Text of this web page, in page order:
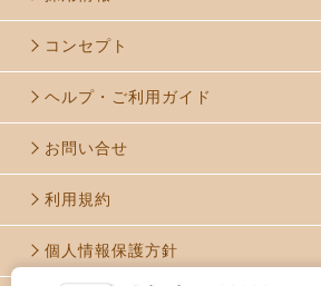
コンセプト
ヘルプ・ご利用ガイド
お問い合せ
利用規約
個人情報保護方針